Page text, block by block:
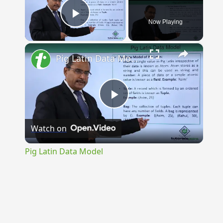
Play Video Now Playing
×
Play
Video
Pig Latin Data Model
Watch on
Pig Latin Data Model